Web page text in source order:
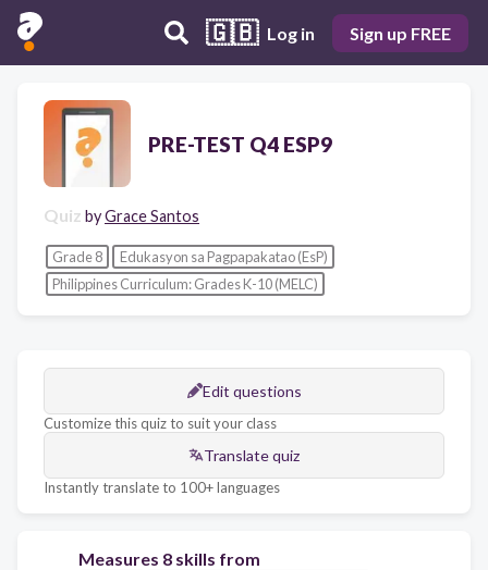
🇬🇧 Log in Sign up FREE
PRE-TEST Q4 ESP9
Quiz byGrace Santos
Grade 8
Edukasyon sa Pagpapakatao (EsP)
Philippines Curriculum: Grades K-10 (MELC)
Edit questions
Customize this quiz to suit your class
Translate quiz
Instantly translate to 100+ languages
Measures 8 skills from